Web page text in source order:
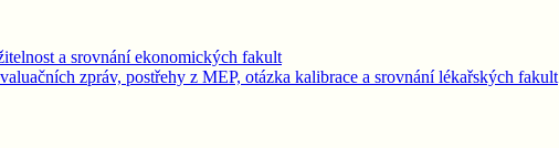
a srovnání ekonomických fakult
zpráv, postřehy z MEP, otázka kalibrace a srovnání lékařských fakult